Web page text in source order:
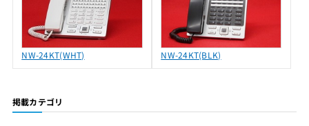
NW-24KT(WHT) NW-24KT(BLK)
掲載カテゴリ